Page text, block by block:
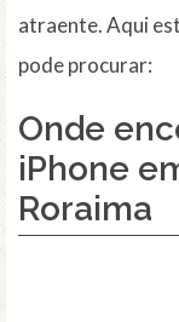
atraente. Aqui
pode procurar:
Onde
iPhone
Roraima